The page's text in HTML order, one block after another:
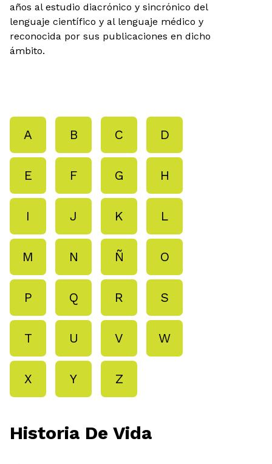
años al estudio diacrónico y sincrónico del
lenguaje científico y al lenguaje médico y
reconocida por sus publicaciones en dicho
ámbito.
A B C D
E F G H
I J K L
M N Ñ O
P Q R S
T U V W
X Y Z
Historia De Vida